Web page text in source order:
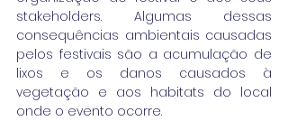
stakeholders. Algumas dessas
consequências ambientais causadas
pelos festivais são a acumulação de
lixos e os danos causados à
vegetação e aos habitats do local
onde o evento ocorre.